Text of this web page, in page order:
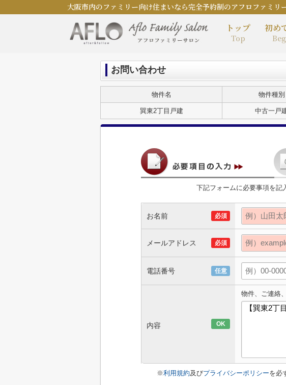
大阪市内のファミリー向け住まいなら完全予約制のアフロファミリ
トップ
Top
初め
お問い合わせ
物件名 物件種別
巽東2丁目戸建 中古一戸
下記フォームに必要事項を記
お名前 必須
メールアドレス 必須
電話番号 任意
内容 OK
物件、ご連絡
※利用規約及びプライバシーポリシーを必